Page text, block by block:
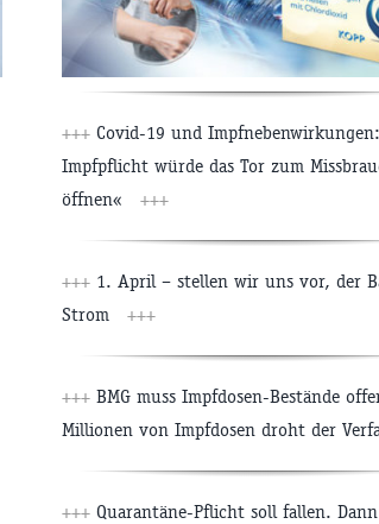
+++ Covid-19 und
Impfpflicht würde das Tor zum
öffnen«
+++
+++ 1. April – stellen wir uns vor, der
Strom
+++
+++ BMG muss Impfdosen-Bestände
Millionen von Impfdosen droht der
+++ Quarantäne-Pflicht soll fallen.